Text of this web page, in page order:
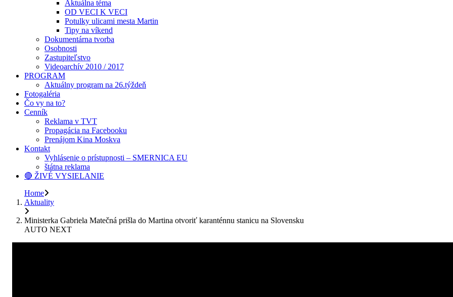
Aktuálna téma
OD VECI K VECI
Potulky ulicami mesta Martin
Tipy na víkend
Dokumentárna tvorba
Osobnosti
Zastupiteľstvo
Videoarchív 2010 / 2017
PROGRAM
Aktuálny program na 26.týždeň
Fotogaléria
Čo vy na to?
Cenník
Reklama v TVT
Propagácia na Facebooku
Prenájom Kina Moskva
Kontakt
Vyhlásenie o prístupnosti – SMERNICA EU
štátna reklama
🔴 ŽIVÉ VYSIELANIE
Home
Aktuality
Ministerka Gabriela Matečná prišla do Martina otvoriť karanténnu stanicu na Slovensku
AUTO NEXT